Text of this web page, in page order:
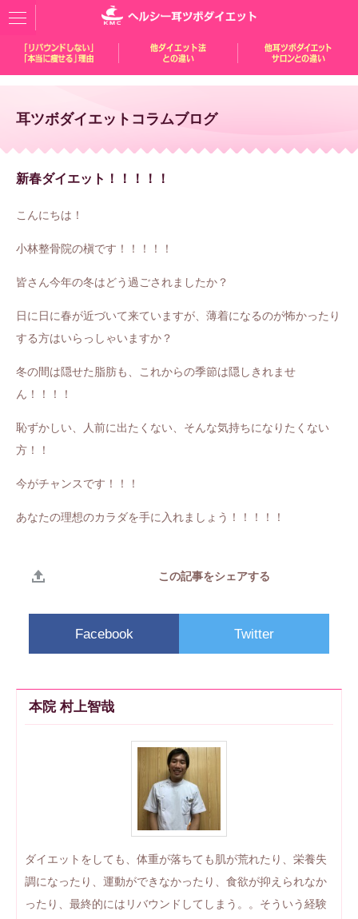
耳ツボダイエットコラムブログ
新春ダイエット！！！！！
こんにちは！
小林整骨院の槇です！！！！！
皆さん今年の冬はどう過ごされましたか？
日に日に春が近づいて来ていますが、薄着になるのが怖かったり
する方はいらっしゃいますか？
冬の間は隠せた脂肪も、これからの季節は隠しきれませ
ん！！！！
恥ずかしい、人前に出たくない、そんな気持ちになりたくない
方！！
今がチャンスです！！！
あなたの理想のカラダを手に入れましょう！！！！！
この記事をシェアする
Facebook Twitter
本院 村上智哉
ダイエットをしても、体重が落ちても肌が荒れたり、栄養失
調になったり、運動ができなかったり、食欲が抑えられなか
ったり、最終的にはリバウンドしてしまう。。そういう経験